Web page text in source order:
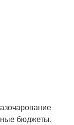
бюджеты.